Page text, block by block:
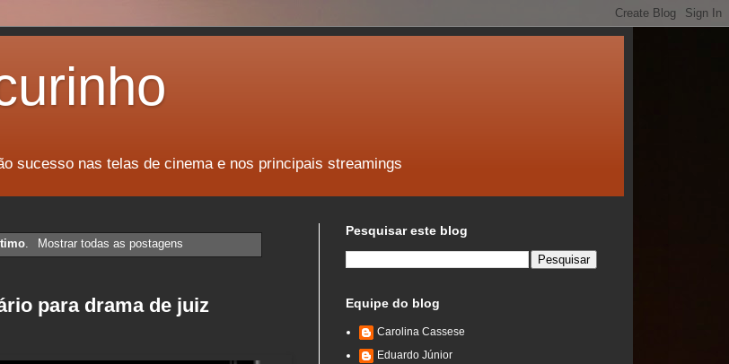
sucesso nas telas de cinema e nos principais streamings
. Mostrar todas as postagens
para drama de juiz
Pesquisar este blog
Equipe do blog
Carolina Cassese
Eduardo Júnior